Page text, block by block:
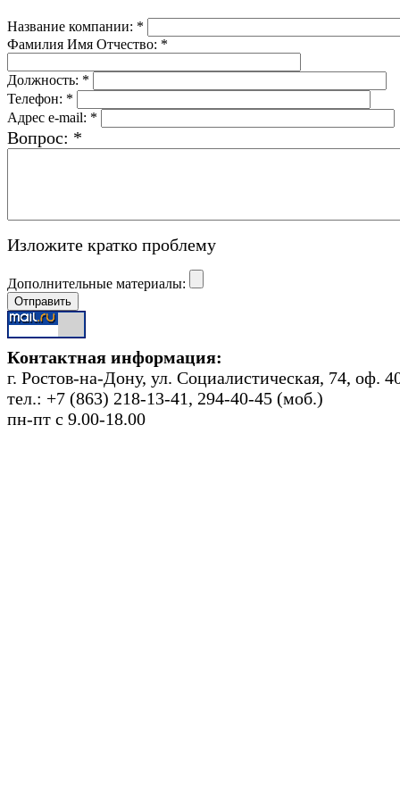
Название компании: *
Фамилия Имя Отчество: *
Должность: *
Телефон: *
Адрес e-mail: *
Вопрос: *
Изложите кратко проблему
Дополнительные материалы:
Контактная информация:
г. Ростов-на-Дону, ул. Социалистическая, 74, оф.
тел.: +7 (863) 218-13-41, 294-40-45 (моб.)
пн-пт с 9.00-18.00